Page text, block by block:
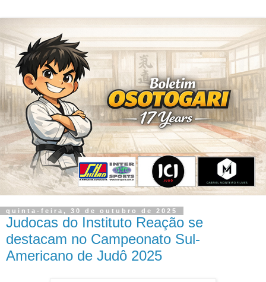
quinta-feira, 30 de outubro de 2025
Judocas do Instituto Reação se
destacam no Campeonato Sul-
Americano de Judô 2025